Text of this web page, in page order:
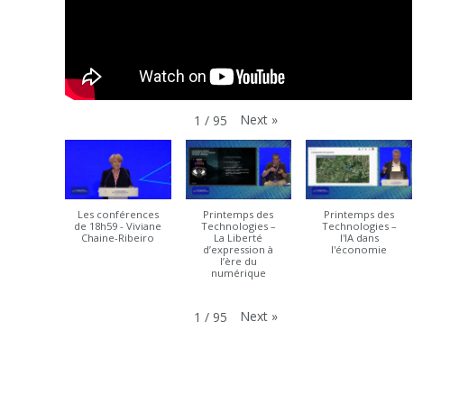
1 / 95 Next »
Les conférences
de 18h59 - Viviane
Chaine-Ribeiro
Printemps des
Technologies –
La Liberté
d’expression à
l’ère du
numérique
Printemps des
Technologies –
l'IA dans
l'économie
1 / 95 Next »